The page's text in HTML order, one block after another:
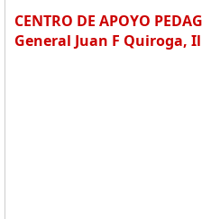
CENTRO DE APOYO
General Juan F Quiroga,